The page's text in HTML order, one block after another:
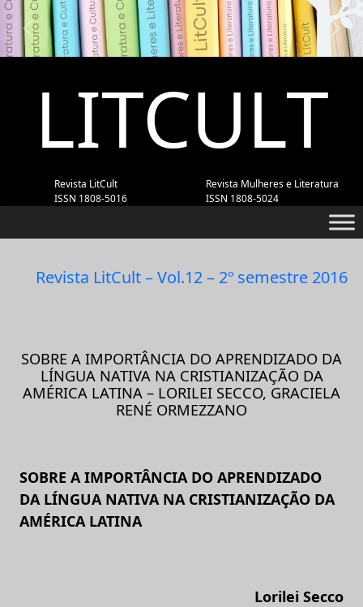
Previous Next
LITCULT
Revista LitCult
ISSN 1808-5016
Revista Mulheres e Literatura
ISSN 1808-5024
Revista LitCult – Vol.12 – 2º semestre 2016
SOBRE A IMPORTÂNCIA DO APRENDIZADO DA
LÍNGUA NATIVA NA CRISTIANIZAÇÃO DA
AMÉRICA LATINA – LORILEI SECCO, GRACIELA
RENÉ ORMEZZANO
SOBRE A IMPORTÂNCIA DO APRENDIZADO
DA LÍNGUA NATIVA NA CRISTIANIZAÇÃO DA
AMÉRICA LATINA
Lorilei Secco